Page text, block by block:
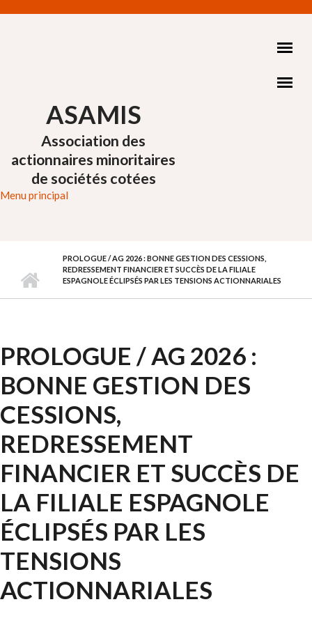
ASAMIS
Association des
actionnaires minoritaires
de sociétés cotées
Menu principal
PROLOGUE / AG 2026 : BONNE GESTION DES CESSIONS,
REDRESSEMENT FINANCIER ET SUCCÈS DE LA FILIALE
ESPAGNOLE ÉCLIPSÉS PAR LES TENSIONS ACTIONNARIALES
PROLOGUE / AG 2026 :
BONNE GESTION DES
CESSIONS,
REDRESSEMENT
FINANCIER ET SUCCÈS DE
LA FILIALE ESPAGNOLE
ÉCLIPSÉS PAR LES
TENSIONS
ACTIONNARIALES